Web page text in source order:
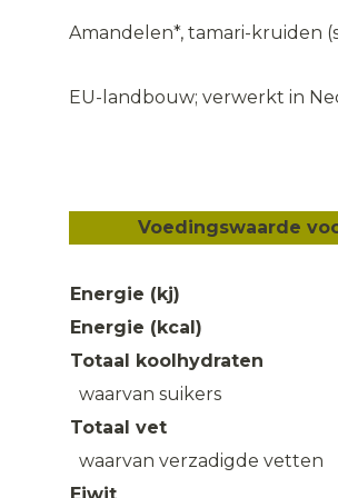
Amandelen*, tamari-kruiden
EU-landbouw; verwerkt in
Voedingswaarde
Energie (kj)
Energie (kcal)
Totaal koolhydraten
waarvan suikers
Totaal vet
waarvan verzadigde vetten